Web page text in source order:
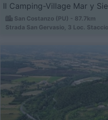
Il Camping-Village Mar y
San Costanzo (PU) - 87.7km
Strada San Gervasio, 3 Loc.